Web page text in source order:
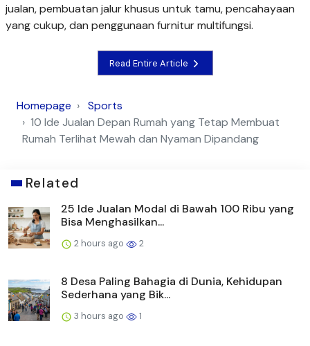
jualan, pembuatan jalur khusus untuk tamu, pencahayaan
yang cukup, dan penggunaan furnitur multifungsi.
Read Entire Article
Homepage
Sports
10 Ide Jualan Depan Rumah yang Tetap Membuat
Rumah Terlihat Mewah dan Nyaman Dipandang
Related
25 Ide Jualan Modal di Bawah 100 Ribu yang
Bisa Menghasilkan...
2 hours ago 2
8 Desa Paling Bahagia di Dunia, Kehidupan
Sederhana yang Bik...
3 hours ago 1